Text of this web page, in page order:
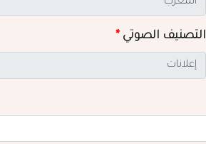
التصنيف الصوتي*